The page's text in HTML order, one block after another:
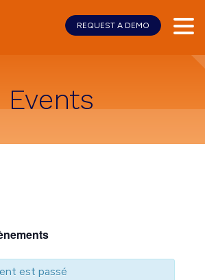
Events
est passé
REQUEST A DEMO